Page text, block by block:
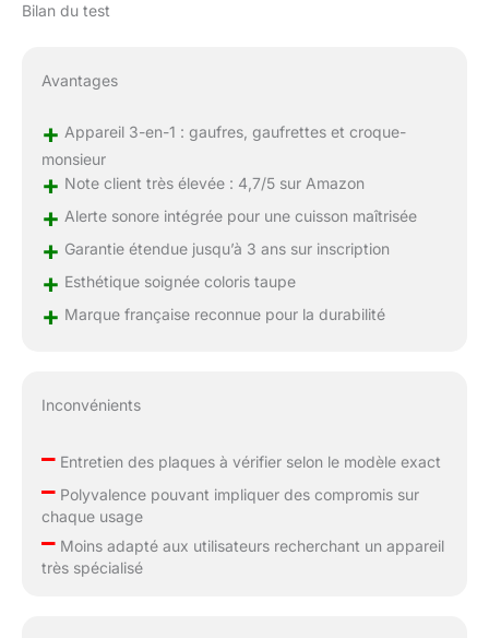
Bilan du test
Avantages
+ Appareil 3-en-1 : gaufres, gaufrettes et croque-
monsieur
+ Note client très élevée : 4,7/5 sur Amazon
+ Alerte sonore intégrée pour une cuisson maîtrisée
+ Garantie étendue jusqu’à 3 ans sur inscription
+ Esthétique soignée coloris taupe
+ Marque française reconnue pour la durabilité
Inconvénients
–Entretien des plaques à vérifier selon le modèle exact
–Polyvalence pouvant impliquer des compromis sur
chaque usage
–Moins adapté aux utilisateurs recherchant un appareil
très spécialisé